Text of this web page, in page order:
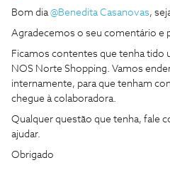
Bom dia@Benedita Casanovas,
Agradecemos o seu comentário e
Ficamos contentes que tenha tido
NOS Norte Shopping. Vamos
internamente, para que tenham
chegue à colaboradora.
Qualquer questão que tenha, fale
ajudar.
Obrigado